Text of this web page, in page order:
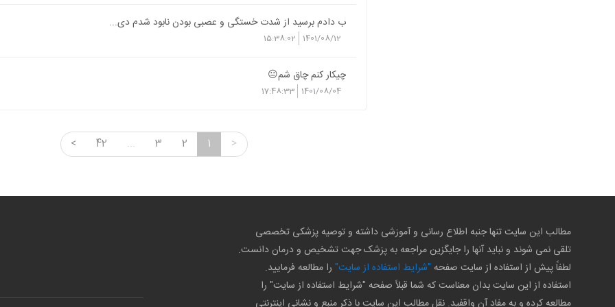
ب دادم برسید از شدت خستگی و عصبی بودن نابود شدم دی...
1401/08/12
15:38:02
چیکار کنم چاق شم😐
1401/08/04
17:48:33
>
1
2
3
...
42
<
مطالب این سایت تنها جنبه اطلاع رسانی و آموزشی داشته و توصیه پزشکی تخصصی
تلقی نمی شوند و نباید آنها را جایگزین مراجعه به پزشک جهت تشخیص و درمان دانست.
لطفاً پیش از استفاده از سایت صفحه "شرایط استفاده از سایت" را مطالعه فرمایید.
استفاده از این سایت بدان معناست که شما قبلاً صفحه "شرایط استفاده از سایت" را
مطالعه کرده و به مفاد آن واقفید. نقل مطالب این سایت با ذکر منبع و نشانی اینترنتی